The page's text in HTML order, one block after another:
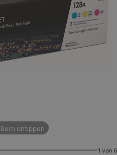
antippen
1 von 6